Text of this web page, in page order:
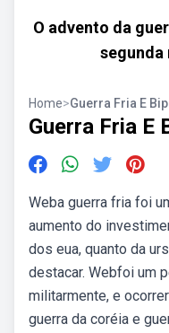
O advento da
segunda
Home>Guerra Fria E
Guerra Fria E
Weba guerra fria foi
aumento do
dos eua, quanto da
destacar. Webfoi um
militarmente, e
guerra da coréia e